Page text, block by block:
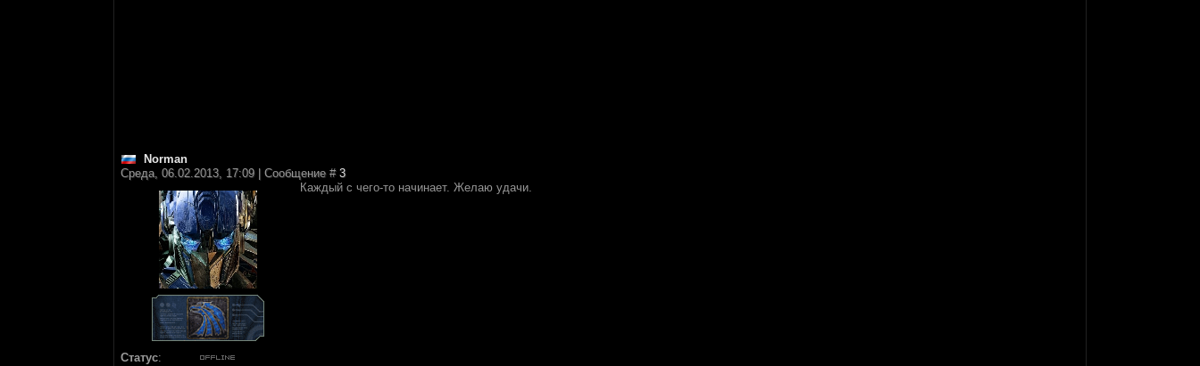
Normаn
Среда, 06.02.2013, 17:09 | Сообщение # 3
Статус:
Каждый с чего-то начинает. Желаю удачи.